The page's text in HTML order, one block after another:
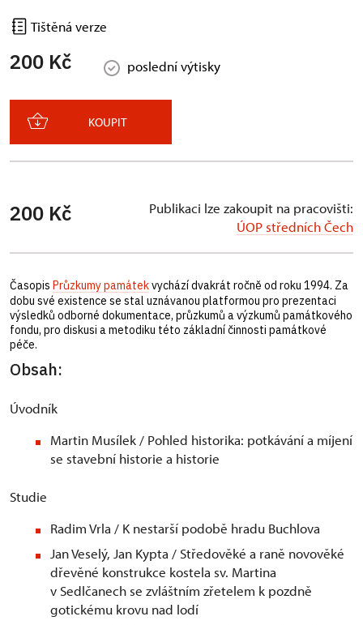
Tištěná verze
200 Kč poslední výtisky
KOUPIT
200 Kč
Publikaci lze zakoupit na pracovišti:
ÚOP středních Čech
Časopis Průzkumy památekvychází dvakrát ročně od roku 1994. Za
dobu své existence se stal uznávanou platformou pro prezentaci
výsledků odborné dokumentace, průzkumů a výzkumů památkového
fondu, pro diskusi a metodiku této základní činnosti památkové
péče.
Obsah:
Úvodník
Martin Musílek / Pohled historika: potkávání a míjení
se stavební historie a historie
Studie
Radim Vrla / K nestarší podobě hradu Buchlova
Jan Veselý, Jan Kypta / Středověké a raně novověké
dřevěné konstrukce kostela sv. Martina
v Sedlčanech se zvláštním zřetelem k pozdně
gotickému krovu nad lodí